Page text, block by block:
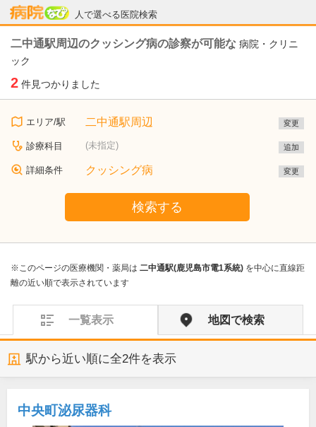
人で選べる医院検索
病院なび
二中通駅周辺のクッシング病の診察が可能な 病院・クリニ
ック
2 件見つかりました
エリア/駅 二中通駅周辺 変更
診療科目 (未指定) 追加
詳細条件 クッシング病 変更
検索する
※このページの医療機関・薬局は 二中通駅(鹿児島市電1系統) を中心に直線距
離の近い順で表示されています
一覧表示 地図で検索
駅から近い順に全2件を表示
中央町泌尿器科